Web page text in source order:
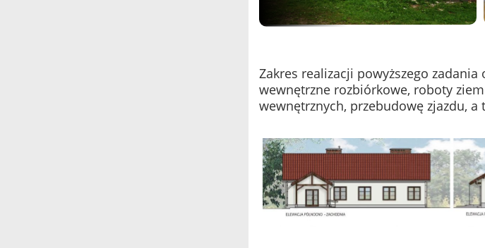
Zakres realizacji powyższego
wewnętrzne rozbiórkowe, roboty
wewnętrznych, przebudowę zjazdu,